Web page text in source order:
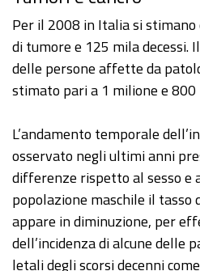
Per il 2008 in Italia si stimano
di tumore e 125 mila decessi.
delle persone affette da
stimato pari a 1 milione e 800
L’andamento temporale
osservato negli ultimi anni
differenze rispetto al sesso e
popolazione maschile il tasso
appare in diminuzione, per
dell’incidenza di alcune delle
letali degli scorsi decenni